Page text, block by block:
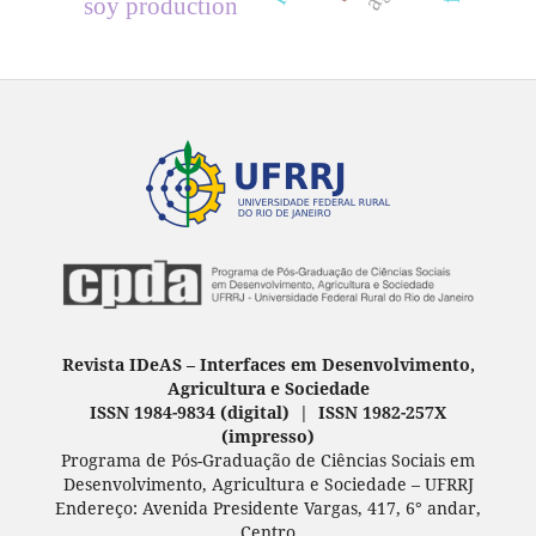
Revista IDeAS – Interfaces em Desenvolvimento,
Agricultura e Sociedade
ISSN 1984-9834 (digital) | ISSN 1982-257X
(impresso)
Programa de Pós-Graduação de Ciências Sociais em
Desenvolvimento, Agricultura e Sociedade – UFRRJ
Endereço: Avenida Presidente Vargas, 417, 6° andar,